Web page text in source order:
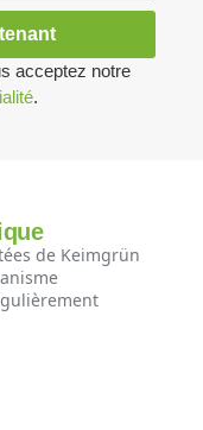
acceptez notre
.
de Keimgrün